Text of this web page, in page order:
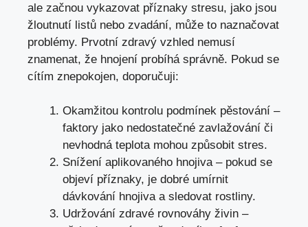
ale začnou vykazovat příznaky stresu, jako jsou
žloutnutí listů nebo zvadání, může to naznačovat
problémy. Prvotní zdravý vzhled nemusí
znamenat, že hnojení probíhá správně. Pokud se
cítím znepokojen, doporučuji:
Okamžitou kontrolu podmínek pěstování –
faktory jako nedostatečné zavlažování či
nevhodná teplota mohou způsobit stres.
Snížení aplikovaného hnojiva – pokud se
objeví příznaky, je dobré umírnit
dávkování hnojiva a sledovat rostliny.
Udržování zdravé rovnováhy živin –